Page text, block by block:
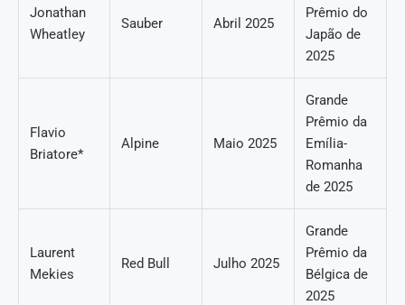
Jonathan
Wheatley
Sauber Abril 2025
Prêmio do
Japão de
2025
Flavio
Briatore*
Alpine Maio 2025
Grande
Prêmio da
Emília-
Romanha
de 2025
Laurent
Mekies
Red Bull Julho 2025
Grande
Prêmio da
Bélgica de
2025